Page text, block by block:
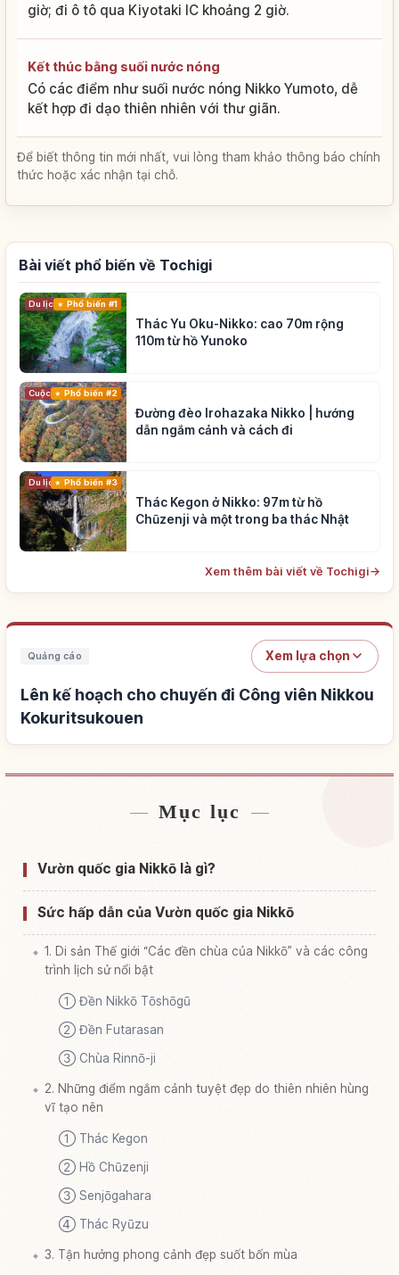
giờ; đi ô tô qua Kiyotaki IC khoảng 2 giờ.
Kết thúc bằng suối nước nóng
Có các điểm như suối nước nóng Nikko Yumoto, dễ
kết hợp đi dạo thiên nhiên với thư giãn.
Để biết thông tin mới nhất, vui lòng tham khảo thông báo chính
thức hoặc xác nhận tại chỗ.
Bài viết phổ biến về Tochigi
Du lịch Phổ biến #1
Thác Yu Oku-Nikko: cao 70m rộng
110m từ hồ Yunoko
Cuộc sốngPhổ biến #2
Đường đèo Irohazaka Nikko | hướng
dẫn ngắm cảnh và cách đi
Du lịch Phổ biến #3
Thác Kegon ở Nikko: 97m từ hồ
Chūzenji và một trong ba thác Nhật
Xem thêm bài viết về Tochigi→
Quảng cáo Xem lựa chọn
Lên kế hoạch cho chuyến đi Công viên Nikkou
Kokuritsukouen
Tìm chỗ ở gần Công viên Nikkou Kokuritsukouen
Tìm trải nghiệm tại Công viên Nikkou
Mục lục
Vườn quốc gia Nikkō là gì?
Sức hấp dẫn của Vườn quốc gia Nikkō
1. Di sản Thế giới “Các đền chùa của Nikkō” và các công
trình lịch sử nổi bật
① Đền Nikkō Tōshōgū
② Đền Futarasan
③ Chùa Rinnō-ji
2. Những điểm ngắm cảnh tuyệt đẹp do thiên nhiên hùng
vĩ tạo nên
① Thác Kegon
② Hồ Chūzenji
③ Senjōgahara
④ Thác Ryūzu
3. Tận hưởng phong cảnh đẹp suốt bốn mùa